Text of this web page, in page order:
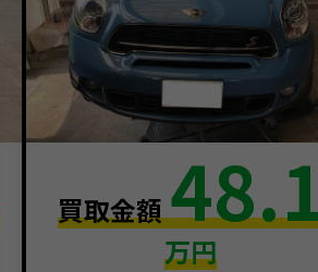
買取金額
万円